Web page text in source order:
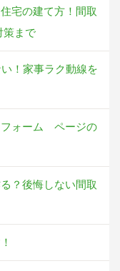
宅の建て方！間取
策まで
！家事ラク動線を
フォーム ページの
？後悔しない間取